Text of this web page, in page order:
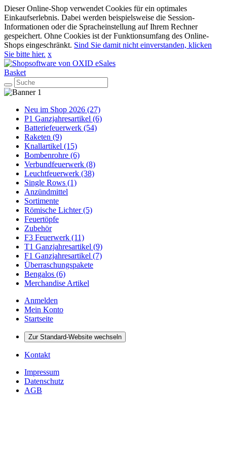
Dieser Online-Shop verwendet Cookies für ein optimales
Einkaufserlebnis. Dabei werden beispielsweise die Session-
Informationen oder die Spracheinstellung auf Ihrem Rechner
gespeichert. Ohne Cookies ist der Funktionsumfang des Online-
Shops eingeschränkt. Sind Sie damit nicht einverstanden, klicken
Sie bitte hier. x
Basket
Neu im Shop 2026 (27)
P1 Ganzjahresartikel (6)
Batteriefeuerwerk (54)
Raketen (9)
Knallartikel (15)
Bombenrohre (6)
Verbundfeuerwerk (8)
Leuchtfeuerwerk (38)
Single Rows (1)
Anzündmittel
Sortimente
Römische Lichter (5)
Feuertöpfe
Zubehör
F3 Feuerwerk (11)
T1 Ganzjahresartikel (9)
F1 Ganzjahresartikel (7)
Überraschungspakete
Bengalos (6)
Merchandise Artikel
Anmelden
Mein Konto
Startseite
Zur Standard-Website wechseln
Kontakt
Impressum
Datenschutz
AGB